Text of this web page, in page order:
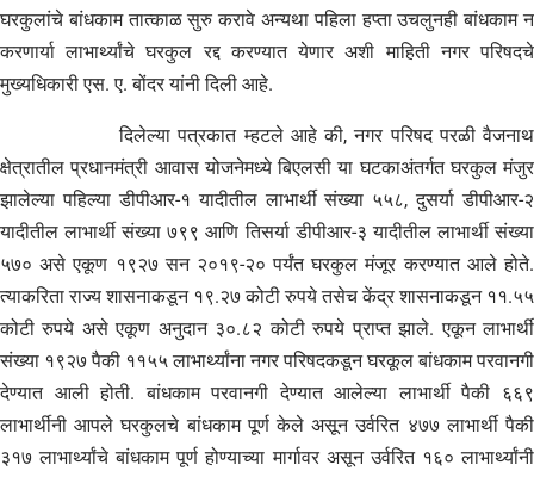
घरकुलांचे बांधकाम तात्काळ सुरु करावे अन्यथा पहिला हप्ता उचलुनही बांधकाम न
करणार्या लाभार्थ्यांचे घरकुल रद्द करण्यात येणार अशी माहिती नगर परिषदचे
मुख्यधिकारी एस. ए. बोंदर यांनी दिली आहे.
दिलेल्या पत्रकात म्हटले आहे की, नगर परिषद परळी वैजनाथ
क्षेत्रातील प्रधानमंत्री आवास योजनेमध्ये बिएलसी या घटकाअंतर्गत घरकुल मंजुर
झालेल्या पहिल्या डीपीआर-१ यादीतील लाभार्थी संख्या ५५८, दुसर्या डीपीआर-२
यादीतील लाभार्थी संख्या ७९९ आणि तिसर्या डीपीआर-३ यादीतील लाभार्थी संख्या
५७० असे एकूण १९२७ सन २०१९-२० पर्यंत घरकुल मंजूर करण्यात आले होते.
त्याकरिता राज्य शासनाकडून १९.२७ कोटी रुपये तसेच केंद्र शासनाकडून ११.५५
कोटी रुपये असे एकूण अनुदान ३०.८२ कोटी रुपये प्राप्त झाले. एकून लाभार्थी
संख्या १९२७ पैकी ११५५ लाभार्थ्यांना नगर परिषदकडून घरकूल बांधकाम परवानगी
देण्यात आली होती. बांधकाम परवानगी देण्यात आलेल्या लाभार्थी पैकी ६६९
लाभार्थीनी आपले घरकुलचे बांधकाम पूर्ण केले असून उर्वरित ४७७ लाभार्थी पैकी
३१७ लाभार्थ्यांचे बांधकाम पूर्ण होण्याच्या मार्गावर असून उर्वरित १६० लाभार्थ्यांनी